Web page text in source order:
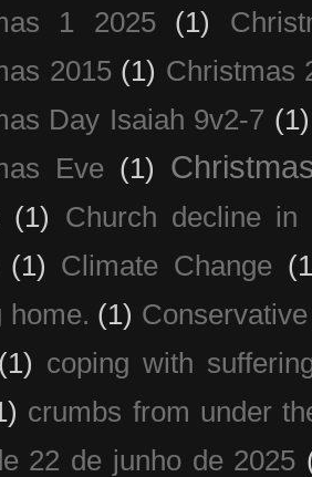
1 2025
(1)
2015 (1) Christmas
Day Isaiah 9v2-7 (1)
Eve (1)
(1)
Church decline
(1) Climate Change
home. (1)
(1) coping with
crumbs from under
22 de junho de 2025